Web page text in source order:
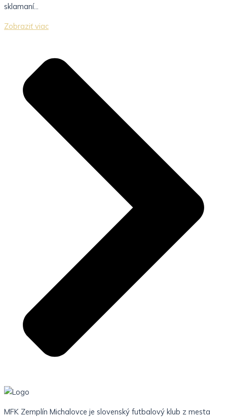
sklamaní...
Zobraziť viac
MFK Zemplín Michalovce je slovenský futbalový klub z mesta